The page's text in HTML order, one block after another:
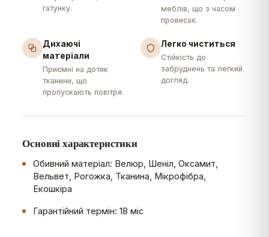
гатунку.
меблів, що з часом
провисає.
Дихаючі
матеріали
Приємні на дотик
тканини, що
пропускають повітря.
Легко чиститься
Стійкість до
забруднень та легкий
догляд.
Основні характеристики
Обивний матеріал: Велюр, Шеніл, Оксамит,
Вельвет, Рогожка, Тканина, Мікрофібра,
Екошкіра
Гарантійний термін: 18 міс